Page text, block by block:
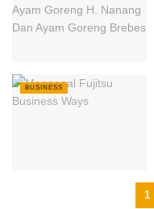
BUSINESS
1